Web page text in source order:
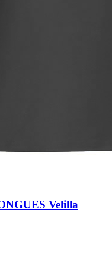
Velilla